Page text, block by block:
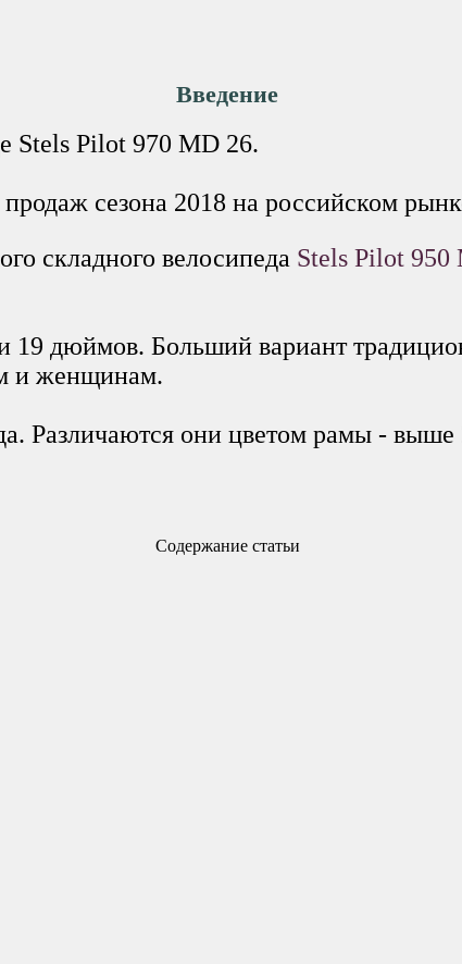
Введение
Stels Pilot 970 MD 26.
сезона 2018 на российском
складного велосипеда Stels Pilot 950
19 дюймов. Больший вариант
и женщинам.
Различаются они цветом рамы -
Содержание статьи